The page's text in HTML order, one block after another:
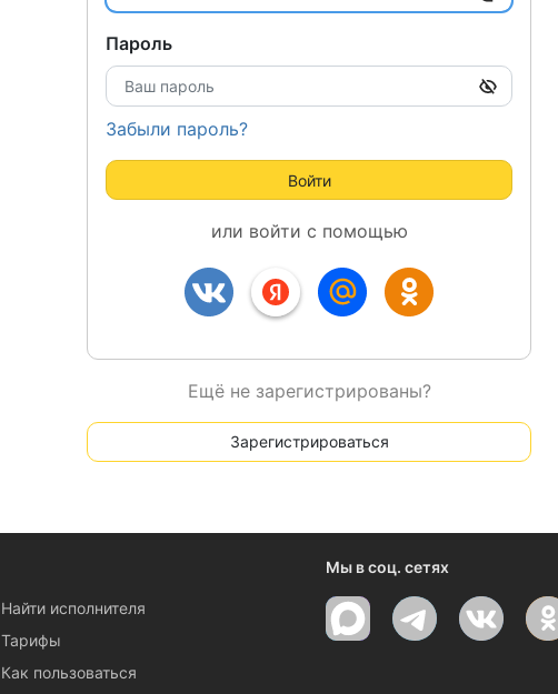
Пароль
Забыли пароль?
Войти
или войти с помощью
Ещё не зарегистрированы?
Зарегистрироваться
Найти исполнителя
Тарифы
Как пользоваться
Мы в соц. сетях